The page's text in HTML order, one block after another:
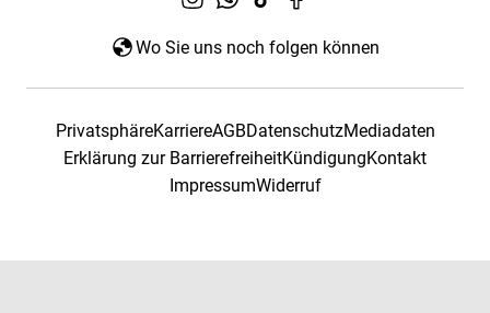
Wo Sie uns noch folgen können
PrivatsphäreKarriereAGBDatenschutzMediadaten
Erklärung zur BarrierefreiheitKündigungKontakt
ImpressumWiderruf